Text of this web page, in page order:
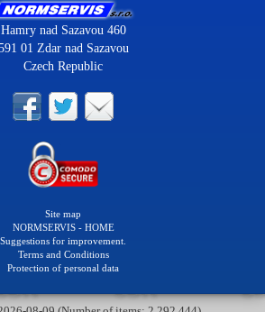
Hamry nad Sazavou 460
01 Zdar nad Sazavou
Czech Republic
Site map
NORMSERVIS - HOME
Suggestions for improvement.
Terms and Conditions
Protection of personal data